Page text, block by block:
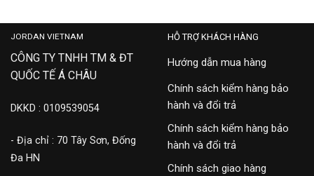
JORDAN VIETNAM
CÔNG TY TNHH TM & ĐT
QUỐC TẾ Á CHÂU
DKKD : 0109539054
- Địa chỉ : 70 Tây Sơn, Đống
Đa HN
HỖ TRỢ KHÁCH HÀNG
Hướng dẫn mua hàng
Chính sách kiểm hàng bảo
hành và đổi trả
Chính sách kiểm hàng bảo
hành và đổi trả
Chính sách giao hàng